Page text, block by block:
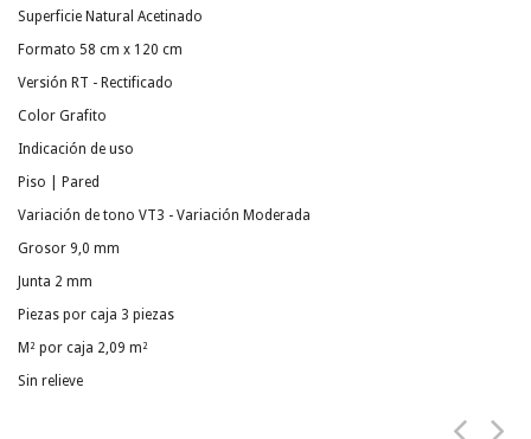
Superficie Natural Acetinado
Formato 58 cm x 120 cm
Versión RT - Rectificado
Color Grafito
Indicación de uso
Piso | Pared
Variación de tono VT3 - Variación Moderada
Grosor 9,0 mm
Junta 2 mm
Piezas por caja 3 piezas
M² por caja 2,09 m²
Sin relieve